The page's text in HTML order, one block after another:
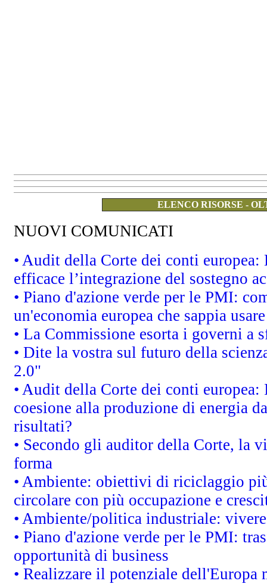
ELENCO RISORSE -
NUOVI COMUNICATI
• Audit della Corte dei conti
efficace l’integrazione del sostegno
• Piano d'azione verde per le PMI:
un'economia europea che sappia
• La Commissione esorta i governi
• Dite la vostra sul futuro della
2.0"
• Audit della Corte dei conti
coesione alla produzione di energia
risultati?
• Secondo gli auditor della Corte, la
forma
• Ambiente: obiettivi di riciclaggio
circolare con più occupazione e
• Ambiente/politica industriale:
• Piano d'azione verde per le PMI:
opportunità di business
• Realizzare il potenziale